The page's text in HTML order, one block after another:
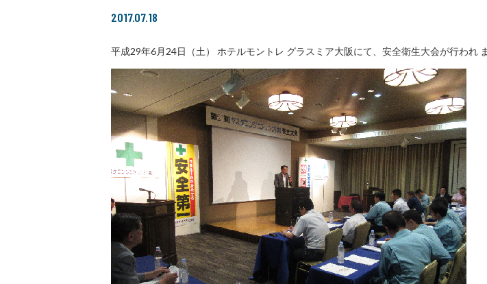
2017.07.18
平成29年6月24日（土） ホテルモントレ グラスミア大阪にて、安全衛生大会が行われ ま